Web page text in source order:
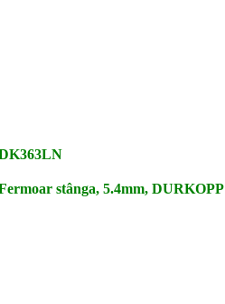
stânga, 5.4mm, DURKOPP